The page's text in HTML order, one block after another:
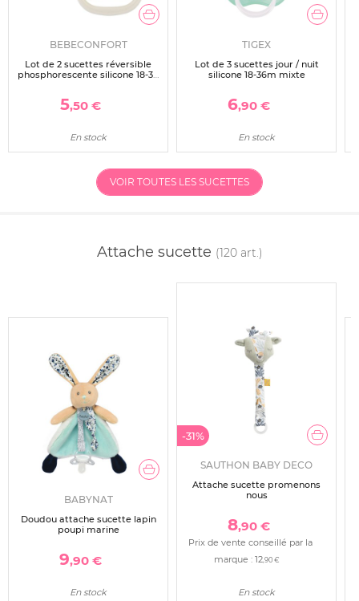
BEBECONFORT
Lot de 2 sucettes réversible
phosphorescente silicone 18-36
5,50 €
En stock
TIGEX
Lot de 3 sucettes jour / nuit
silicone 18-36m mixte
6,90 €
En stock
VOIR TOUTES LES SUCETTES
Attache sucette (120 art.)
BABYNAT
Doudou attache sucette lapin
poupi marine
9,90 €
En stock
-31%
SAUTHON BABY DECO
Attache sucette promenons
nous
8,90 €
Prix de vente conseillé par la
marque : 12,90 €
En stock